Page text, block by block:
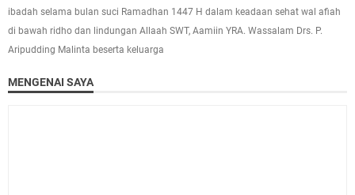
ibadah selama bulan suci Ramadhan 1447 H dalam keadaan sehat wal afiah
di bawah ridho dan lindungan Allaah SWT, Aamiin YRA. Wassalam Drs. P.
Aripudding Malinta beserta keluarga
MENGENAI SAYA